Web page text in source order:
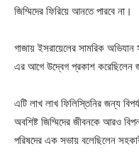
জিম্মিদের ফিরিয়ে আনতে পারবে না।
গাজায় ইসরায়েলের সামরিক অভিযান
এর আগে উদ্বেগ প্রকাশ করেছিলেন
এটি লাখ লাখ ফিলিস্তিনির জন্য
অবশিষ্ট জিম্মিদের জীবনকে আরও
পরিষদের এক সভায় বলেছিলেন